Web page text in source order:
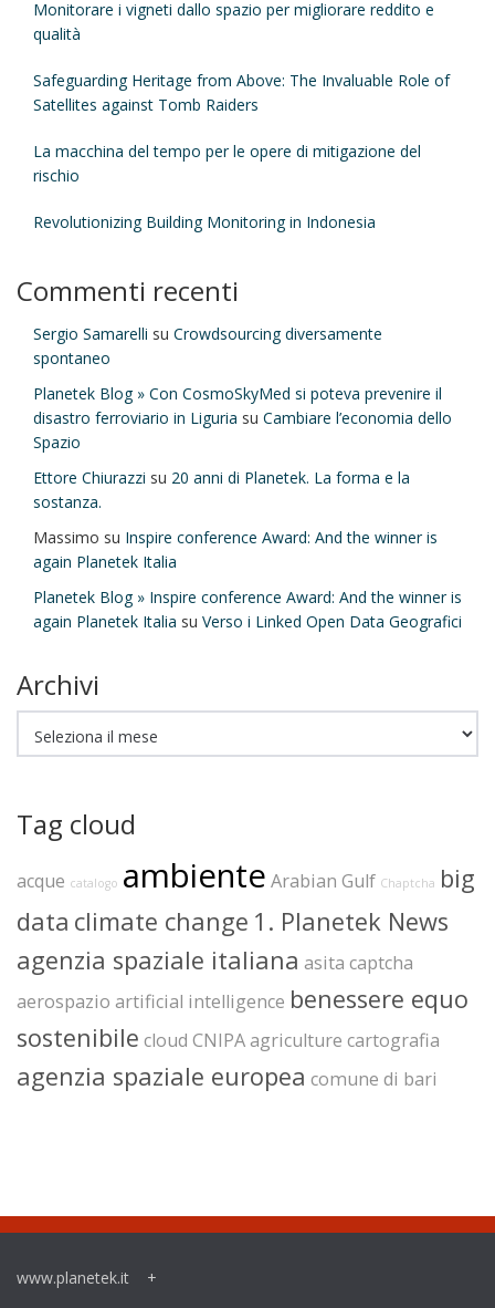
Monitorare i vigneti dallo spazio per migliorare reddito e
qualità
Safeguarding Heritage from Above: The Invaluable Role of
Satellites against Tomb Raiders
La macchina del tempo per le opere di mitigazione del
rischio
Revolutionizing Building Monitoring in Indonesia
Commenti recenti
Sergio Samarelli su Crowdsourcing diversamente
spontaneo
Planetek Blog » Con CosmoSkyMed si poteva prevenire il
disastro ferroviario in Liguria su Cambiare l’economia dello
Spazio
Ettore Chiurazzi su 20 anni di Planetek. La forma e la
sostanza.
Massimo su Inspire conference Award: And the winner is
again Planetek Italia
Planetek Blog » Inspire conference Award: And the winner is
again Planetek Italia su Verso i Linked Open Data Geografici
Archivi
Tag cloud
acque catalogo ambiente Arabian Gulf Chaptcha big
data climate change 1. Planetek News
agenzia spaziale italiana asita captcha
aerospazio artificial intelligence benessere equo
sostenibile cloud CNIPAagriculture cartografia
agenzia spaziale europea comune di bari
www.planetek.it +